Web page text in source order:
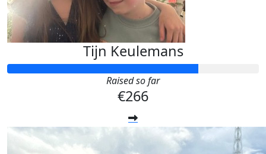
Tijn Keulemans
Raised so far
€266